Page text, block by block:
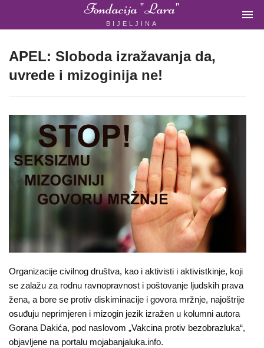
Fondacija "Lara"
BIJELJINA

ORGANIZACIJA
BIH
Fondacija
"Lara"
Bijeljina
Početna
nama
Aktuelnosti
Mir
APEL: Sloboda izražavanja da,
uvrede i mizoginija ne!
Organizacije civilnog društva, kao i aktivisti i aktivistkinje, koji
se zalažu za rodnu ravnopravnost i poštovanje ljudskih prava
žena, a bore se protiv diskiminacije i govora mržnje, najoštrije
osuđuju neprimjeren i mizogin jezik izražen u kolumni autora
Gorana Dakića, pod naslovom „Vakcina protiv bezobrazluka“,
objavljene na portalu mojabanjaluka.info.